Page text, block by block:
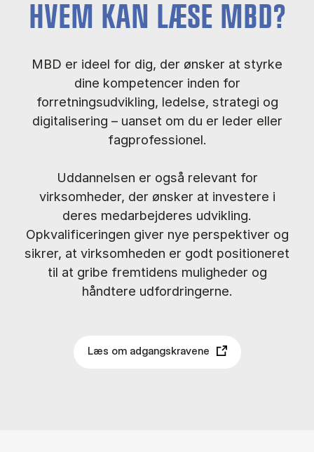
HVEM KAN LÆSE MBD?
MBD er ideel for dig, der ønsker at styrke
dine kompetencer inden for
forretningsudvikling, ledelse, strategi og
digitalisering – uanset om du er leder eller
fagprofessionel.
Uddannelsen er også relevant for
virksomheder, der ønsker at investere i
deres medarbejderes udvikling.
Opkvalificeringen giver nye perspektiver og
sikrer, at virksomheden er godt positioneret
til at gribe fremtidens muligheder og
håndtere udfordringerne.
Læs om adgangskravene